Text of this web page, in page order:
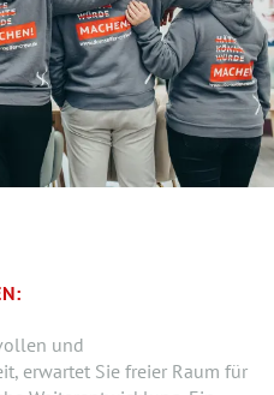
und
erwartet Sie freier Raum für